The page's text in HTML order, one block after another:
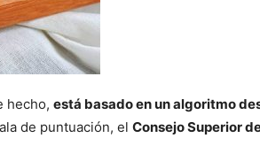
hecho, está basado en un algoritmo
de puntuación, el Consejo Superior